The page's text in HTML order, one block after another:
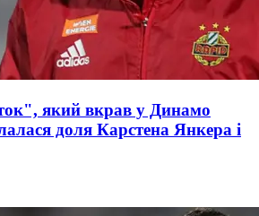
який вкрав у Динамо
доля Карстена Янкера і